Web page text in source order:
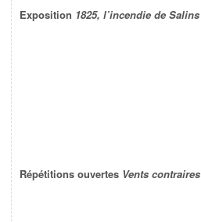
Exposition 1825, l’incendie de Salins
Répétitions ouvertes Vents contraires